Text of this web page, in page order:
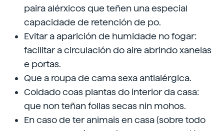
paira alérxicos que teñen una especial
capacidade de retención de po.
Evitar a aparición de humidade no fogar:
facilitar a circulación do aire abrindo xanelas
e portas.
Que a roupa de cama sexa antialérgica.
Coidado coas plantas do interior da casa:
que non teñan follas secas nin mohos.
En caso de ter animais en casa (sobre todo